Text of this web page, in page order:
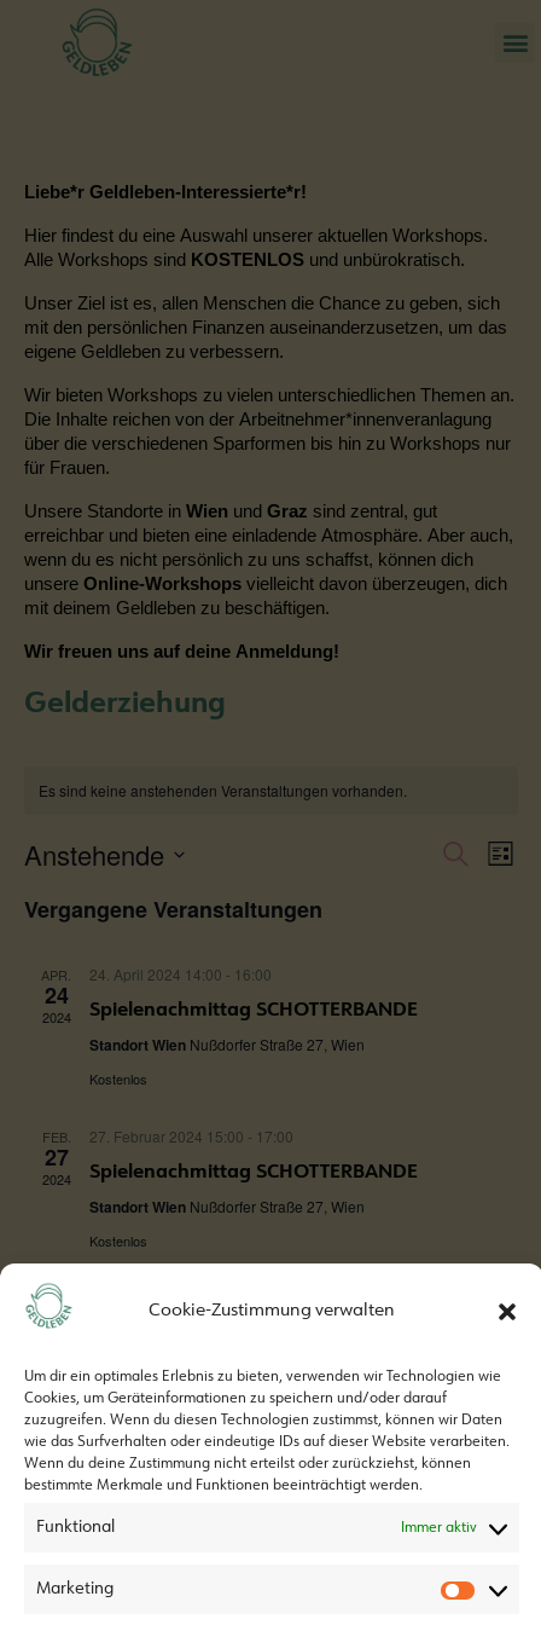
Cookie-Zustimmung verwalten
Um dir ein optimales Erlebnis zu bieten, verwenden wir Technologien wie
Cookies, um Geräteinformationen zu speichern und/oder darauf
zuzugreifen. Wenn du diesen Technologien zustimmst, können wir Daten
wie das Surfverhalten oder eindeutige IDs auf dieser Website verarbeiten.
Wenn du deine Zustimmung nicht erteilst oder zurückziehst, können
bestimmte Merkmale und Funktionen beeinträchtigt werden.
Funktional Immer aktiv
Marketing
Liebe*r Geldleben-Interessierte*r!
Hier findest du eine Auswahl unserer aktuellen Workshops.
Alle Workshops sind KOSTENLOSund unbürokratisch.
Unser Ziel ist es, allen Menschen die Chance zu geben, sich
mit den persönlichen Finanzen auseinanderzusetzen, um das
eigene Geldleben zu verbessern.
Wir bieten Workshops zu vielen unterschiedlichen Themen an.
Die Inhalte reichen von der Arbeitnehmer*innenveranlagung
über die verschiedenen Sparformen bis hin zu Workshops nur
für Frauen.
Unsere Standorte in Wien und Graz sind zentral, gut
erreichbar und bieten eine einladende Atmosphäre. Aber auch,
wenn du es nicht persönlich zu uns schaffst, können dich
unsere Online-Workshops vielleicht davon überzeugen, dich
mit deinem Geldleben zu beschäftigen.
Wir freuen uns auf deine Anmeldung!
Gelderziehung
Es sind keine anstehenden Veranstaltungen vorhanden.
Suche
Liste
Anstehende
wählen.
Vergangene Veranstaltungen
APR.
24
2024
24. April 2024 14:00 - 16:00
Spielenachmittag SCHOTTERBANDE
Standort Wien Nußdorfer Straße 27, Wien
Kostenlos
FEB.
27
2024
27. Februar 2024 15:00 - 17:00
Spielenachmittag SCHOTTERBANDE
Standort Wien Nußdorfer Straße 27, Wien
Kostenlos
Geldleben ist ein Projekt von